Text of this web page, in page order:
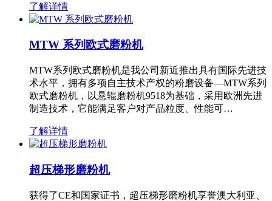
了解详情
MTW 系列欧式磨粉机
MTW系列欧式磨粉机是我公司新近推出具有国际先进技
术水平，拥有多项自主技术产权的粉磨设备—MTW系列
欧式磨粉机，以悬辊磨粉机9518为基础，采用欧洲先进
制造技术，它能满足客户对产品粒度、性能可…
了解详情
超压梯形磨粉机
获得了CE和国家证书，超压梯形磨粉机享誉澳大利亚、